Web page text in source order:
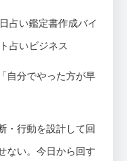
占い鑑定書作成バイ
占いビジネス
自分でやった方が早
・行動を設計して回
ない。今日から回す